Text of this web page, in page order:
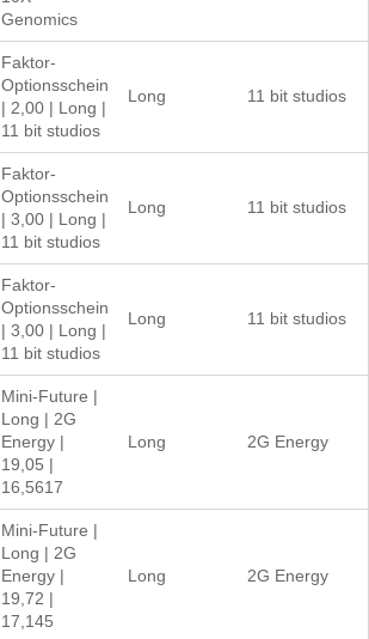
Genomics
Faktor-
Optionsschein
| 2,00 | Long |
11 bit studios
Long 11 bit studios
Faktor-
Optionsschein
| 3,00 | Long |
11 bit studios
Long 11 bit studios
Faktor-
Optionsschein
| 3,00 | Long |
11 bit studios
Long 11 bit studios
Mini-Future |
Long | 2G
Energy |
19,05 |
16,5617
Long 2G Energy
Mini-Future |
Long | 2G
Energy |
19,72 |
17,145
Long 2G Energy